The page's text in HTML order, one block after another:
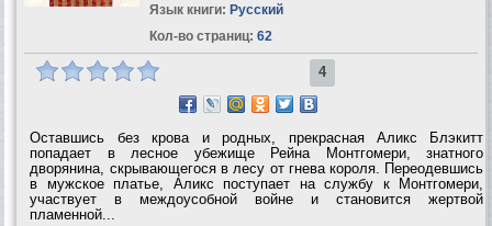
Язык книги: Русский
Кол-во страниц: 62
4
Оставшись без крова и родных, прекрасная Аликс Блэкитт
попадает в лесное убежище Рейна Монтгомери, знатного
дворянина, скрывающегося в лесу от гнева короля. Переодевшись
в мужское платье, Аликс поступает на службу к Монтгомери,
участвует в междоусобной войне и становится жертвой
пламенной...